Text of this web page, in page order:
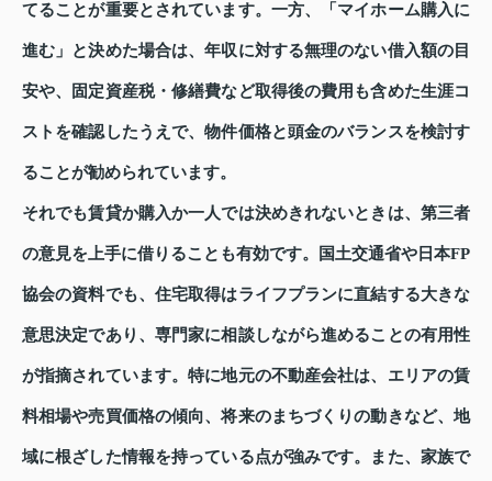
てることが重要とされています。一方、「マイホーム購入に
進む」と決めた場合は、年収に対する無理のない借入額の目
安や、固定資産税・修繕費など取得後の費用も含めた生涯コ
ストを確認したうえで、物件価格と頭金のバランスを検討す
ることが勧められています。
それでも賃貸か購入か一人では決めきれないときは、第三者
の意見を上手に借りることも有効です。国土交通省や日本FP
協会の資料でも、住宅取得はライフプランに直結する大きな
意思決定であり、専門家に相談しながら進めることの有用性
が指摘されています。特に地元の不動産会社は、エリアの賃
料相場や売買価格の傾向、将来のまちづくりの動きなど、地
域に根ざした情報を持っている点が強みです。また、家族で